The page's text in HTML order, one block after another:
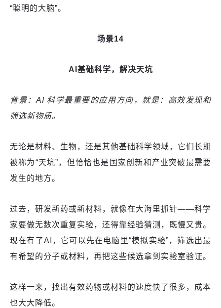
“聪明的大脑”。
场景14
AI基础科学，解决天坑
背景：AI 科学最重要的应用方向，就是：高效发现和
筛选新物质。
无论是材料、生物，还是其他基础科学领域，它们长期
被称为“天坑”，但恰恰也是国家创新和产业突破最需要
发生的地方。
过去，研发新药或新材料，就像在大海里抓针——科学
家要做无数次重复实验，还得靠经验猜测，既慢又贵。
现在有了AI，它可以先在电脑里“模拟实验”，筛选出最
有希望的分子或材料，再把这些候选拿到实验室验证。
这样一来，找出有效药物或材料的速度快了很多，成本
也大大降低。